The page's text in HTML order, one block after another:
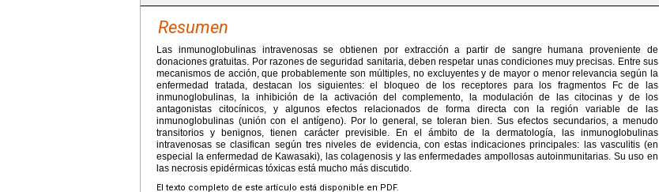
Resumen
Las inmunoglobulinas intravenosas se obtienen por extracción a partir de sangre humana proveniente de
donaciones gratuitas. Por razones de seguridad sanitaria, deben respetar unas condiciones muy precisas. Entre sus
mecanismos de acción, que probablemente son múltiples, no excluyentes y de mayor o menor relevancia según la
enfermedad tratada, destacan los siguientes: el bloqueo de los receptores para los fragmentos Fc de las
inmunoglobulinas, la inhibición de la activación del complemento, la modulación de las citocinas y de los
antagonistas citocínicos, y algunos efectos relacionados de forma directa con la región variable de las
inmunoglobulinas (unión con el antígeno). Por lo general, se toleran bien. Sus efectos secundarios, a menudo
transitorios y benignos, tienen carácter previsible. En el ámbito de la dermatología, las inmunoglobulinas
intravenosas se clasifican según tres niveles de evidencia, con estas indicaciones principales: las vasculitis (en
especial la enfermedad de Kawasaki), las colagenosis y las enfermedades ampollosas autoinmunitarias. Su uso en
las necrosis epidérmicas tóxicas está mucho más discutido.
El texto completo de este artículo está disponible en PDF.